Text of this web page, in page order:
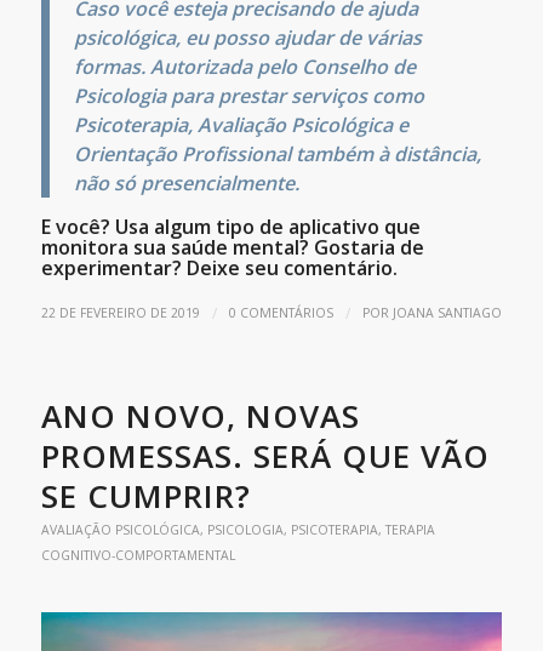
Caso você esteja precisando de ajuda
psicológica, eu posso ajudar de várias
formas. Autorizada pelo Conselho de
Psicologia para prestar serviços como
Psicoterapia,Avaliação Psicológicae
Orientação Profissionaltambém à distância,
não só presencialmente.
E você? Usa algum tipo de aplicativo que
monitora sua saúde mental? Gostaria de
experimentar? Deixe seu comentário.
22 DE FEVEREIRO DE 2019 / 0 COMENTÁRIOS / POR JOANA SANTIAGO
ANO NOVO, NOVAS
PROMESSAS. SERÁ QUE VÃO
SE CUMPRIR?
AVALIAÇÃO PSICOLÓGICA, PSICOLOGIA, PSICOTERAPIA, TERAPIA
COGNITIVO-COMPORTAMENTAL